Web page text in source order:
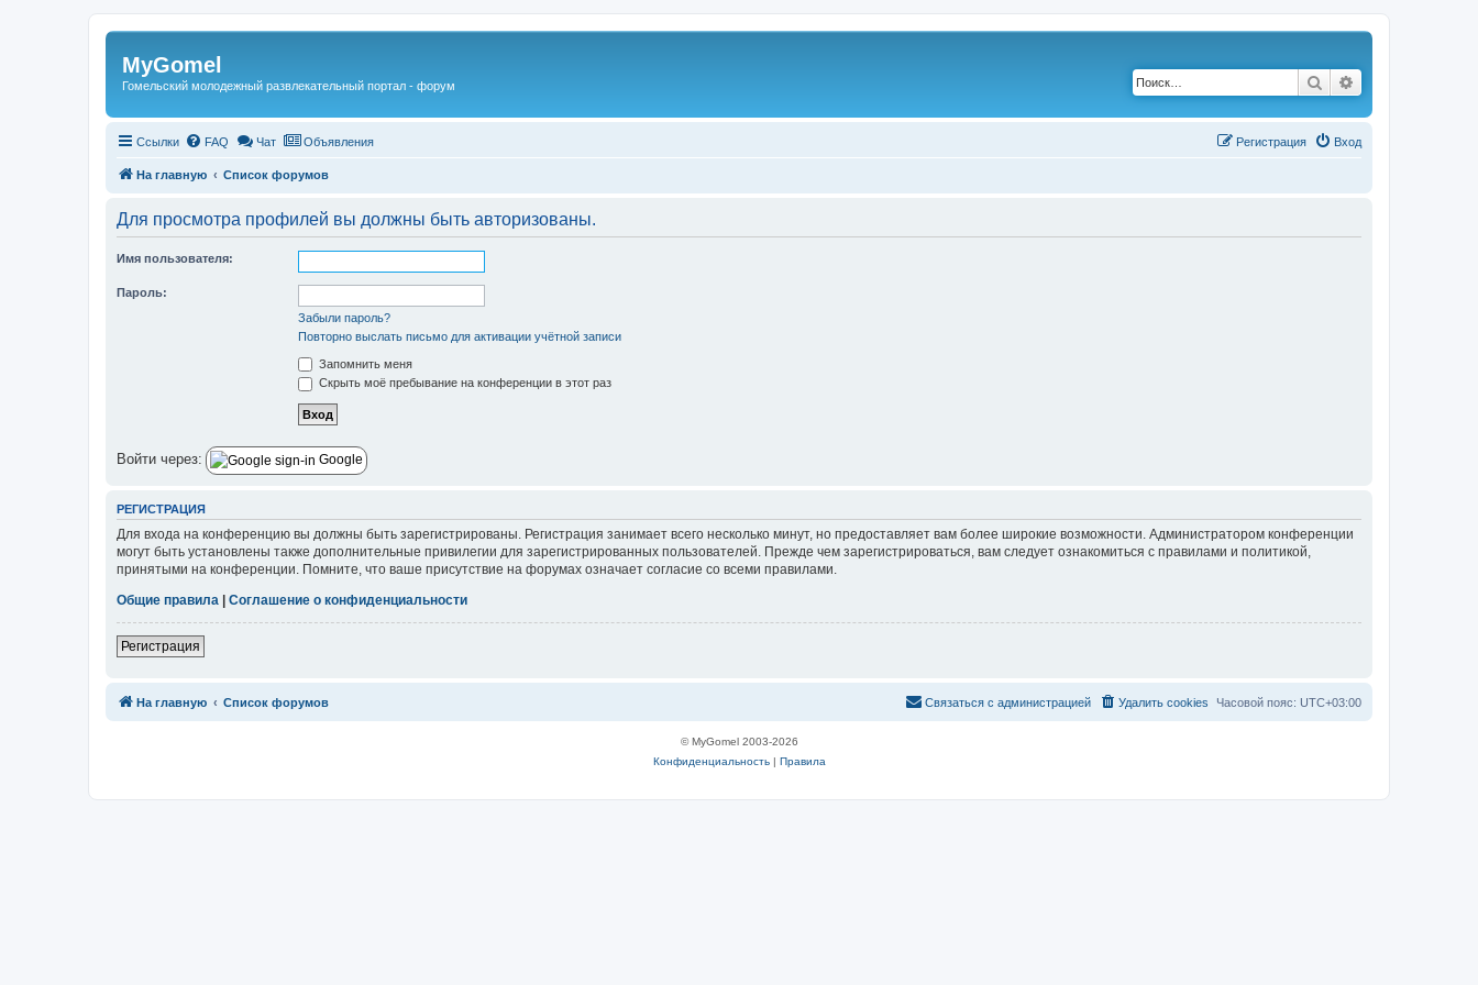
Регистрация
MyGomel
Гомельский молодежный развлекательный портал - форум Поиск
Ссылки FAQ Чат Объявления Вход
Регистрация
На главную Список форумов
Для просмотра профилей вы должны быть авторизованы.
Имя пользователя:
Пароль:
Забыли пароль?
Повторно выслать письмо для активации учётной записи
Запомнить меня
Скрыть моё пребывание на конференции в этот раз
Войти через: Google
РЕГИСТРАЦИЯ
Для входа на конференцию вы должны быть зарегистрированы. Регистрация занимает всего несколько минут, но предоставляет вам более широкие возможности. Администратором конференции
могут быть установлены также дополнительные привилегии для зарегистрированных пользователей. Прежде чем зарегистрироваться, вам следует ознакомиться с правилами и политикой,
принятыми на конференции. Помните, что ваше присутствие на форумах означает согласие со всеми правилами.
Общие правила
Соглашение о конфиденциальности
Регистрация
На главную Список форумов Часовой пояс: UTC+03:00
Удалить cookies
Связаться с
Связаться с администрацией
© MyGomel 2003-2026
Конфиденциальность| Правила